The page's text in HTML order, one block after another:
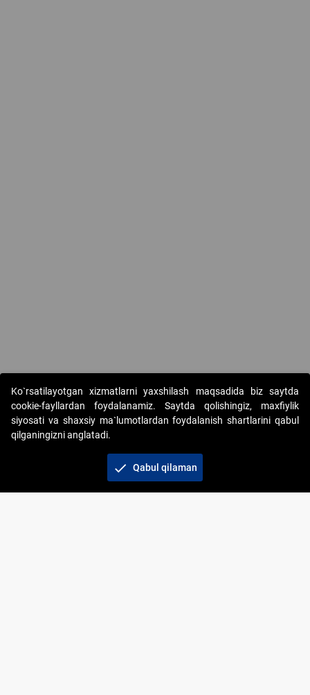
Copyright © 2017-2026. "Elektron onlayn-auksionlarni
tashkil etish" AJ. Barcha huquqlar himoyalangan
Ko`rsatilayotgan xizmatlarni yaxshilash maqsadida biz saytda
cookie-fayllardan foydalanamiz. Saytda qolishingiz, maxfiylik
siyosati va shaxsiy ma`lumotlardan foydalanish shartlarini qabul
qilganingizni anglatadi.
check Qabul qilaman